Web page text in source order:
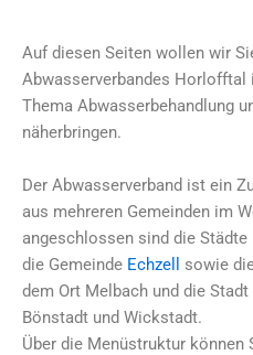
Auf diesen Seiten wollen wir
Abwasserverbandes Horlofftal
Thema Abwasserbehandlung
näherbringen.
Der Abwasserverband ist ein
aus mehreren Gemeinden im
angeschlossen sind die Städte
die Gemeinde Echzell sowie
dem Ort Melbach und die Stadt
Bönstadt und Wickstadt.
Über die Menüstruktur können